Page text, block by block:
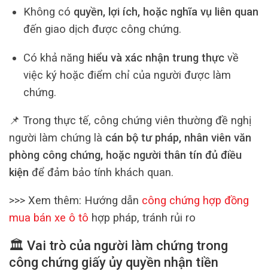
Không có quyền, lợi ích, hoặc nghĩa vụ liên quan
đến giao dịch được công chứng.
Có khả năng hiểu và xác nhận trung thựcvề
việc ký hoặc điểm chỉ của người được làm
chứng.
📌 Trong thực tế, công chứng viên thường đề nghị
người làm chứng là cán bộ tư pháp, nhân viên văn
phòng công chứng, hoặc người thân tín đủ điều
kiện để đảm bảo tính khách quan.
>>> Xem thêm: Hướng dẫn công chứng hợp đồng
mua bán xe ô tô hợp pháp, tránh rủi ro
🏛️ Vai trò của người làm chứng trong
công chứng giấy ủy quyền nhận tiền